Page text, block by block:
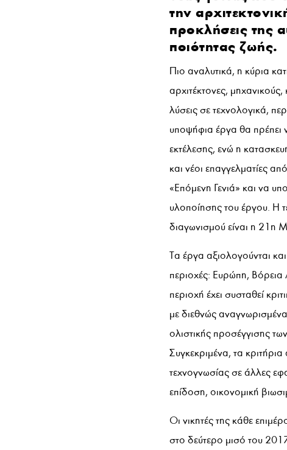
την
προκλήσεις της
ποιότητας ζωής.
Πιο αναλυτικά, η κύρια
αρχιτέκτονες,
λύσεις σε τεχνολογικά,
υποψήφια έργα θα πρέπει
εκτέλεσης, ενώ η
και νέοι επαγγελματίες
«Επόμενη Γενιά» και να
υλοποίησης του έργου. Η
διαγωνισμού είναι η 21η
Τα έργα αξιολογούνται
περιοχές: Ευρώπη, Βόρεια
περιοχή έχει συσταθεί
με διεθνώς
ολιστικής προσέγγισης
Συγκεκριμένα, τα
τεχνογνωσίας σε άλλες
επίδοση, οικονομική
Οι νικητές της κάθε
στο δεύτερο μισό του